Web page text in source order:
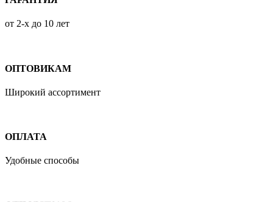
от 2-х до 10 лет
ОПТОВИКАМ
Широкий ассортимент
ОПЛАТА
Удобные способы